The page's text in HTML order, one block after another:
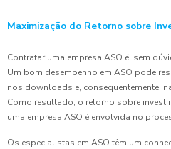
Maximização do Retorno sobre
Contratar uma empresa ASO é, sem
Um bom desempenho em ASO pode
nos downloads e, consequentemente,
Como resultado, o retorno sobre
uma empresa ASO é envolvida no
Os especialistas em ASO têm um